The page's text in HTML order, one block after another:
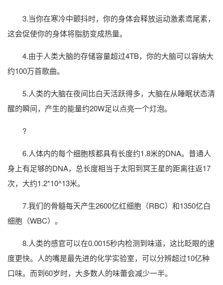
3.当你在寒冷中颤抖时，你的身体会释放运动激素鸢尾素，
这会促使你的身体将脂肪变成热量。
4.由于人类大脑的存储容量超过4TB，你的大脑可以容纳大
约100万首歌曲。
5.人类的大脑在夜间比白天活跃得多，大脑在从睡眠状态清
醒的瞬间，产生的能量约20W足以点亮一个灯泡。
?
6.人体内的每个细胞核都具有长度约1.8米的DNA。普通人
身上有足够的DNA，总长度相当于太阳到冥王星的距离往返17
次，大约1.2*10^13米。
7.我们的骨髓每天产生2600亿红细胞（RBC）和1350亿白
细胞（WBC）。
8.人类的感官可以在0.0015秒内检测到味道，这比眨眼的速
度更快。人的嘴是最先进的化学实验室，可以分辨超过10亿种
口味。而到60岁时，大多数人的味蕾会减少一半。